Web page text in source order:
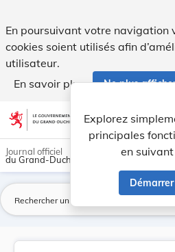
En poursuivant votre navigation
cookies soient utilisés afin
utilisateur.
En savoir plus
Ne plus
Aller au contenu account_circle
Explorez
principales
en
Journal officiel
du Grand-Duché de Luxembourg